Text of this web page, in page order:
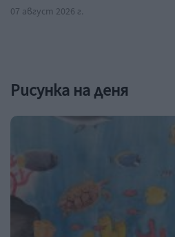
07 август 2026 г.
Рисунка на деня